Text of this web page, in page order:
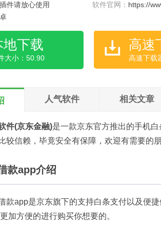
件请放心使用 软件官网： https://
地下载
大小：50.90
高速
高速下载
人气软件 相关文章
件(京东金融)是一款京东官方推出的手机
较信赖，毕竟安全有保障，欢迎有需要的
款app介绍
款app是京东旗下的支持白条支付以及便
加方便的进行购买你想要的。